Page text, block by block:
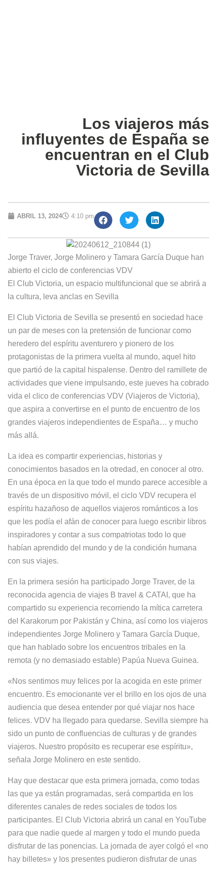
Los viajeros más
influyentes de España se
encuentran en el Club
Victoria de Sevilla
ABRIL 13, 2024 4:10 pm
Jorge Traver, Jorge Molinero y Tamara García Duque han
abierto el ciclo de conferencias VDV
El Club Victoria, un espacio multifuncional que se abrirá a
la cultura, leva anclas en Sevilla
El Club Victoria de Sevilla se presentó en sociedad hace
un par de meses con la pretensión de funcionar como
heredero del espíritu aventurero y pionero de los
protagonistas de la primera vuelta al mundo, aquel hito
que partió de la capital hispalense. Dentro del ramillete de
actividades que viene impulsando, este jueves ha cobrado
vida el clico de conferencias VDV (Viajeros de Victoria),
que aspira a convertirse en el punto de encuentro de los
grandes viajeros independientes de España… y mucho
más allá.
La idea es compartir experiencias, historias y
conocimientos basados en la otredad, en conocer al otro.
En una época en la que todo el mundo parece accesible a
través de un dispositivo móvil, el ciclo VDV recupera el
espíritu hazañoso de aquellos viajeros románticos a los
que les podía el afán de conocer para luego escribir libros
inspiradores y contar a sus compatriotas todo lo que
habían aprendido del mundo y de la condición humana
con sus viajes.
En la primera sesión ha participado Jorge Traver, de la
reconocida agencia de viajes B travel & CATAI, que ha
compartido su experiencia recorriendo la mítica carretera
del Karakorum por Pakistán y China, así como los viajeros
independientes Jorge Molinero y Tamara García Duque,
que han hablado sobre los encuentros tribales en la
remota (y no demasiado estable) Papúa Nueva Guinea.
«Nos sentimos muy felices por la acogida en este primer
encuentro. Es emocionante ver el brillo en los ojos de una
audiencia que desea entender por qué viajar nos hace
felices. VDV ha llegado para quedarse. Sevilla siempre ha
sido un punto de confluencias de culturas y de grandes
viajeros. Nuestro propósito es recuperar ese espíritu»,
señala Jorge Molinero en este sentido.
Hay que destacar que esta primera jornada, como todas
las que ya están programadas, será compartida en los
diferentes canales de redes sociales de todos los
participantes. El Club Victoria abrirá un canal en YouTube
para que nadie quede al margen y todo el mundo pueda
disfrutar de las ponencias. La jornada de ayer colgó el «no
hay billetes» y los presentes pudieron disfrutar de unas